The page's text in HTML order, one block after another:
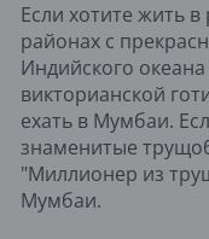
Если хотите жить
районах с
Индийского
викторианской
ехать в Мумбаи.
знаменитые
"Миллионер из
Мумбаи.